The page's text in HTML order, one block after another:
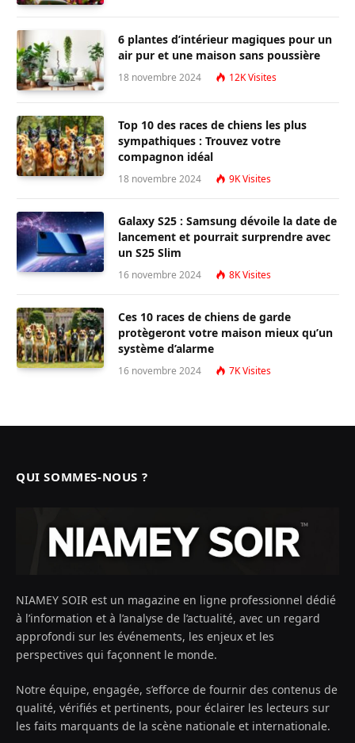
6 plantes d’intérieur magiques pour un
air pur et une maison sans poussière
18 novembre 2024 12KVisites
Top 10 des races de chiens les plus
sympathiques : Trouvez votre
compagnon idéal
18 novembre 2024 9KVisites
Galaxy S25 : Samsung dévoile la date de
lancement et pourrait surprendre avec
un S25 Slim
16 novembre 2024 8KVisites
Ces 10 races de chiens de garde
protègeront votre maison mieux qu’un
système d’alarme
16 novembre 2024 7KVisites
QUI SOMMES-NOUS ?
NIAMEY SOIR est un magazine en ligne professionnel dédié
à l’information et à l’analyse de l’actualité, avec un regard
approfondi sur les événements, les enjeux et les
perspectives qui façonnent le monde.
Notre équipe, engagée, s’efforce de fournir des contenus de
qualité, vérifiés et pertinents, pour éclairer les lecteurs sur
les faits marquants de la scène nationale et internationale.